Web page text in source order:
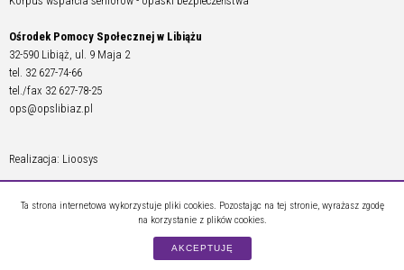
Ośrodek Pomocy Społecznej w Libiążu
32-590 Libiąż, ul. 9 Maja 2
tel. 32 627-74-66
tel./fax 32 627-78-25
ops@opslibiaz.pl
Realizacja: Lioosys
Ta strona internetowa wykorzystuje pliki cookies. Pozostając na tej stronie, wyrażasz zgodę
na korzystanie z plików cookies.
AKCEPTUJĘ